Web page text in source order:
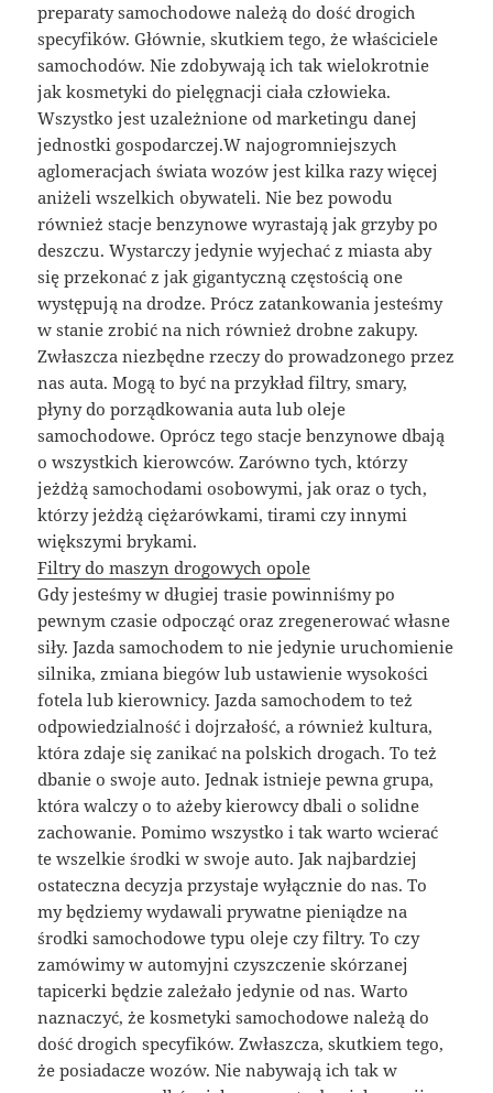
preparaty samochodowe należą do dość drogich
specyfików. Głównie, skutkiem tego, że właściciele
samochodów. Nie zdobywają ich tak wielokrotnie
jak kosmetyki do pielęgnacji ciała człowieka.
Wszystko jest uzależnione od marketingu danej
jednostki gospodarczej.W najogromniejszych
aglomeracjach świata wozów jest kilka razy więcej
aniżeli wszelkich obywateli. Nie bez powodu
również stacje benzynowe wyrastają jak grzyby po
deszczu. Wystarczy jedynie wyjechać z miasta aby
się przekonać z jak gigantyczną częstością one
występują na drodze. Prócz zatankowania jesteśmy
w stanie zrobić na nich również drobne zakupy.
Zwłaszcza niezbędne rzeczy do prowadzonego przez
nas auta. Mogą to być na przykład filtry, smary,
płyny do porządkowania auta lub oleje
samochodowe. Oprócz tego stacje benzynowe dbają
o wszystkich kierowców. Zarówno tych, którzy
jeżdżą samochodami osobowymi, jak oraz o tych,
którzy jeżdżą ciężarówkami, tirami czy innymi
większymi brykami.
Filtry do maszyn drogowych opole
Gdy jesteśmy w długiej trasie powinniśmy po
pewnym czasie odpocząć oraz zregenerować własne
siły. Jazda samochodem to nie jedynie uruchomienie
silnika, zmiana biegów lub ustawienie wysokości
fotela lub kierownicy. Jazda samochodem to też
odpowiedzialność i dojrzałość, a również kultura,
która zdaje się zanikać na polskich drogach. To też
dbanie o swoje auto. Jednak istnieje pewna grupa,
która walczy o to ażeby kierowcy dbali o solidne
zachowanie. Pomimo wszystko i tak warto wcierać
te wszelkie środki w swoje auto. Jak najbardziej
ostateczna decyzja przystaje wyłącznie do nas. To
my będziemy wydawali prywatne pieniądze na
środki samochodowe typu oleje czy filtry. To czy
zamówimy w automyjni czyszczenie skórzanej
tapicerki będzie zależało jedynie od nas. Warto
naznaczyć, że kosmetyki samochodowe należą do
dość drogich specyfików. Zwłaszcza, skutkiem tego,
że posiadacze wozów. Nie nabywają ich tak w